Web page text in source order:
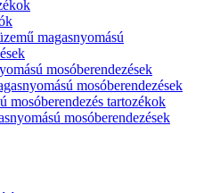
magasnyomású
mosóberendezések
mosóberendezések
mosóberendezés tartozékok
mosóberendezések